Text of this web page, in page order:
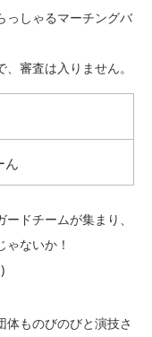
っしゃるマーチングバ
審査は入りません。
ん
ドチームが集まり、
ないか！
ものびのびと演技さ